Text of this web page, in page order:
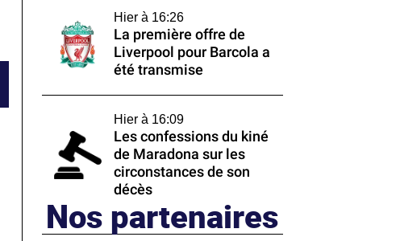
Hier à 16:26
La première offre de
Liverpool pour Barcola a
été transmise
Hier à 16:09
Les confessions du kiné
de Maradona sur les
circonstances de son
décès
Nos partenaires